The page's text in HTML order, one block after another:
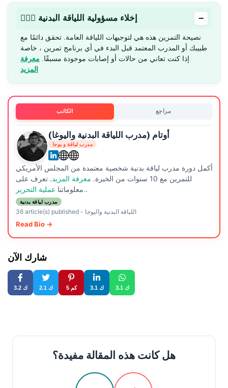
🏋🏻‍♂️ إخلاء مسؤولية اللياقة البدنية −
نصيحة التمرين هذه هي لتوجيهات اللياقة العامة. تحقق دائمًا مع
طبيبك أو المدرب المعتمد قبل البدء في أي برنامج تمرين ، خاصة
إذا كنت تعاني من حالات أو إصابات موجودة مسبقًا. معرفة
المزيد
الكاتب مراجع
أوتام (مدرب اللياقة البدنية واليوغا)
مدرب لياقة و يوجا
أكمل دورة مدرب لياقة بدنية شخصية معتمدة من المجلس الأمريكي
للتمرين مع 10 سنوات من الخبرة.
معرفة المزيد. تعرف على
معلوماتناعملية التحرير..
مدرب لياقة بدنية
36 article(s) published- اللياقة البدنية واليوجا
Read Bio →
شارك الآن
3.2 ك 2.1 ك 5 كم 3.1 ك 3.1 ك
هل كانت هذه المقالة مفيدة؟